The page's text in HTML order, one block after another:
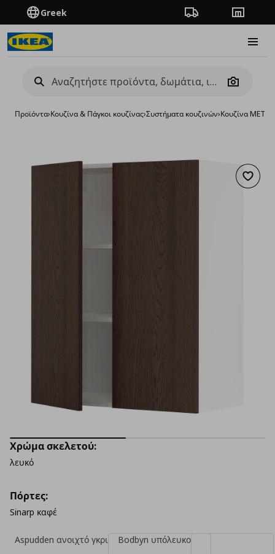
Greek Πορεία παραγγελίας
Camera
Προϊόντα›Κουζίνα & Πάγκοι κουζίνας›Συστήματα κουζινών›Κουζίνα
Χρώμα σκελετού:
λευκό
Πόρτες:
Sinarp καφέ
Aspudden ανοιχτό γκρι
Bodbyn υπόλευκο